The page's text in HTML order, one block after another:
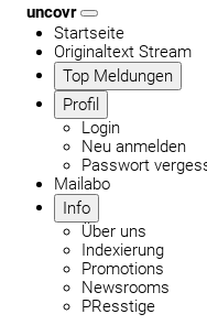
uncovr
Startseite
Originaltext Stream
Top Meldungen
Profil
Login
Neu anmelden
Passwort
Mailabo
Info
Über uns
Indexierung
Promotions
Newsrooms
PResstige